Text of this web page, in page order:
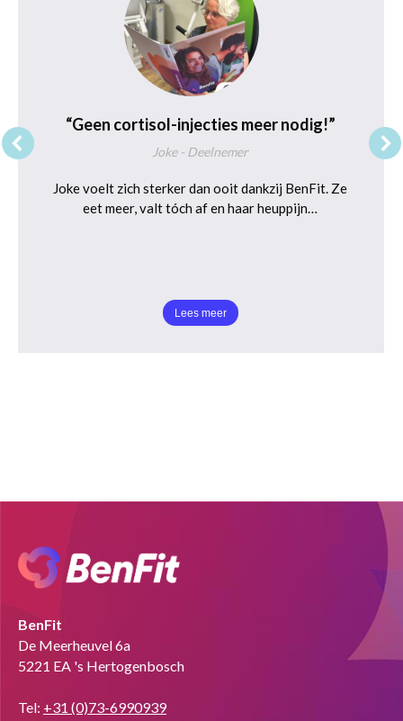
“Geen cortisol-injecties meer nodig!”
Joke - Deelnemer
Joke voelt zich sterker dan ooit dankzij BenFit. Ze
eet meer, valt tóch af en haar heuppijn…
BenFit
De Meerheuvel 6a
5221 EA 's Hertogenbosch
Tel: +31 (0)73-6990939